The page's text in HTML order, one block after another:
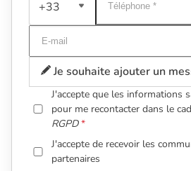
+33
Je souhaite ajouter un
J'accepte que les informations
pour me recontacter dans le
RGPD
J'accepte de recevoir les
partenaires